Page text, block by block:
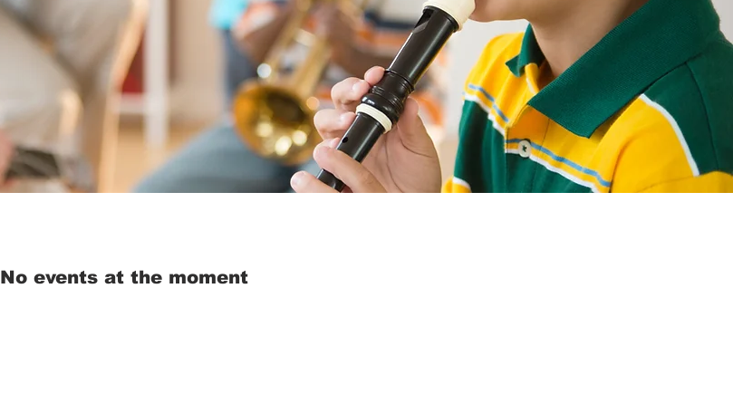
No events at the moment